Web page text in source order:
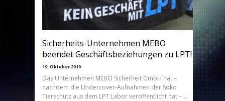
Sicherheits-Unternehmen MEBO
beendet Geschäftsbeziehungen zu LPT!
19. Oktober 2019
Das Unternehmen MEBO Sicherheit GmbH hat –
nachdem die Undercover-Aufnahmen der Soko
Tierschutz aus dem LPT Labor veröffentlicht hat – …